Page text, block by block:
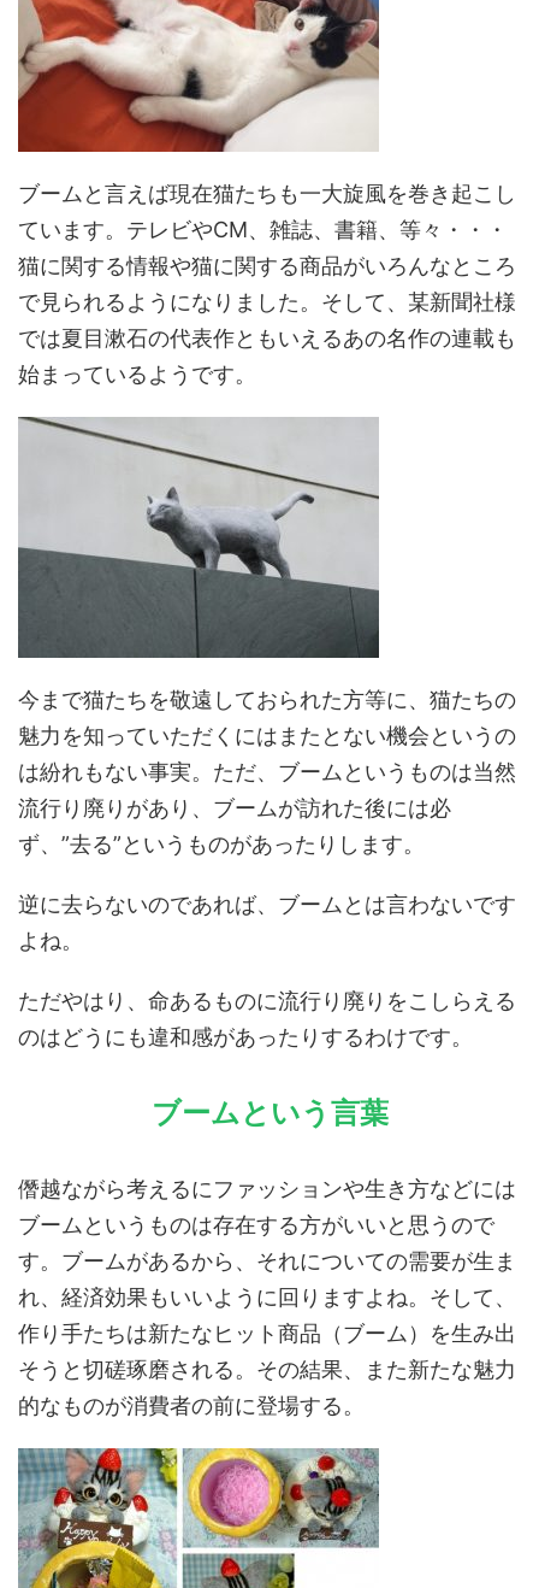
ブームと言えば現在猫たちも一大旋風を巻き起こし
ています。テレビやCM、雑誌、書籍、等々・・・
猫に関する情報や猫に関する商品がいろんなところ
で見られるようになりました。そして、某新聞社様
では夏目漱石の代表作ともいえるあの名作の連載も
始まっているようです。
今まで猫たちを敬遠しておられた方等に、猫たちの
魅力を知っていただくにはまたとない機会というの
は紛れもない事実。ただ、ブームというものは当然
流行り廃りがあり、ブームが訪れた後には必
ず、”去る”というものがあったりします。
逆に去らないのであれば、ブームとは言わないです
よね。
ただやはり、命あるものに流行り廃りをこしらえる
のはどうにも違和感があったりするわけです。
ブームという言葉
僭越ながら考えるにファッションや生き方などには
ブームというものは存在する方がいいと思うので
す。ブームがあるから、それについての需要が生ま
れ、経済効果もいいように回りますよね。そして、
作り手たちは新たなヒット商品（ブーム）を生み出
そうと切磋琢磨される。その結果、また新たな魅力
的なものが消費者の前に登場する。